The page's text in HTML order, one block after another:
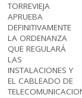
TORREVIEJA
APRUEBA
DEFINITIVAMENTE
LA ORDENANZA
QUE REGULARÁ
LAS
INSTALACIONES Y
EL CABLEADO DE